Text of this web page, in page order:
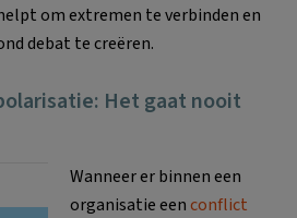
om extremen te verbinden en
debat te creëren.
Het gaat nooit
Wanneer er binnen een
organisatie eenconflict